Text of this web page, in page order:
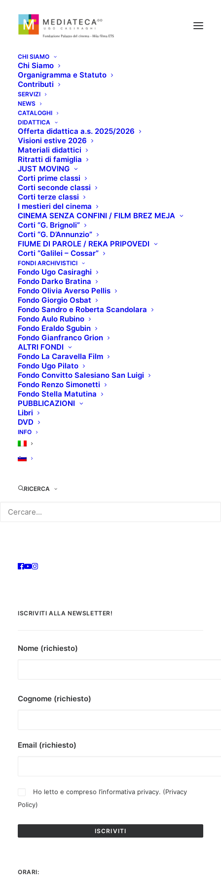
CHI SIAMO
Chi Siamo
Organigramma e Statuto
Contributi
SERVIZI
NEWS
CATALOGHI
DIDATTICA
Offerta didattica a.s. 2025/2026
Visioni estive 2026
Materiali didattici
Ritratti di famiglia
JUST MOVING
Corti prime classi
Corti seconde classi
Corti terze classi
I mestieri del cinema
CINEMA SENZA CONFINI / FILM BREZ MEJA
Corti “G. Brignoli”
Corti “G. D’Annunzio”
FIUME DI PAROLE / REKA PRIPOVEDI
Corti “Galilei – Cossar”
FONDI ARCHIVISTICI
Fondo Ugo Casiraghi
Fondo Darko Bratina
Fondo Olivia Averso Pellis
Fondo Giorgio Osbat
Fondo Sandro e Roberta Scandolara
Fondo Aulo Rubino
Fondo Eraldo Sgubin
Fondo Gianfranco Grion
ALTRI FONDI
Fondo La Caravella Film
Fondo Ugo Pilato
Fondo Convitto Salesiano San Luigi
Fondo Renzo Simonetti
Fondo Stella Matutina
PUBBLICAZIONI
Libri
DVD
INFO
RICERCA
MATCH POINT
NOVEMBRE 12, 2020
SCHEDA TECNICA:
Titolo originale: Match Point
Regista: Woody Allen
Interpreti: Scarlett Johansson, Jonathan Rhys
Meyers, Emily Mortimer
Anno di produzione: 2005
Paese produzione: USA, Irlanda, UK, Lussemburgo,
Francia
Genere: Drammatico, romantico, thriller
TRAMA:
L’ex tennista Chris Wilton adesso è istruttore per gli
iscritti a club elitari. Tramite Tom Hewett, un allievo,
conoscerà Chloe (la sorella) e Nola (la fidanzata).
Deciso a salire la scala sociale, si impegna a sposare
ISCRIVITI ALLA NEWSLETTER!
Nome (richiesto)
Cognome (richiesto)
Email (richiesto)
Ho letto e compreso l’informativa privacy. (Privacy
Policy)
ORARI: